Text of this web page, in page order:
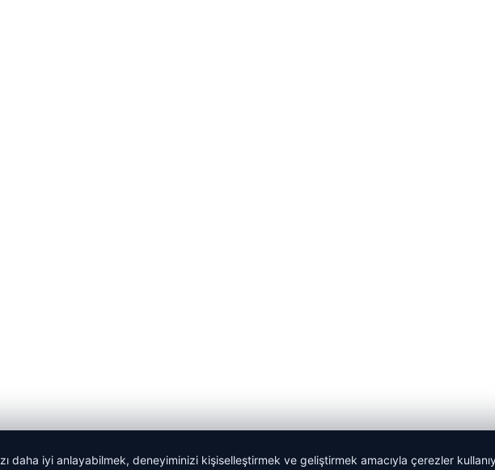
daha iyi anlayabilmek, deneyiminizi kişiselleştirmek ve geliştirmek amacıyla çerezler